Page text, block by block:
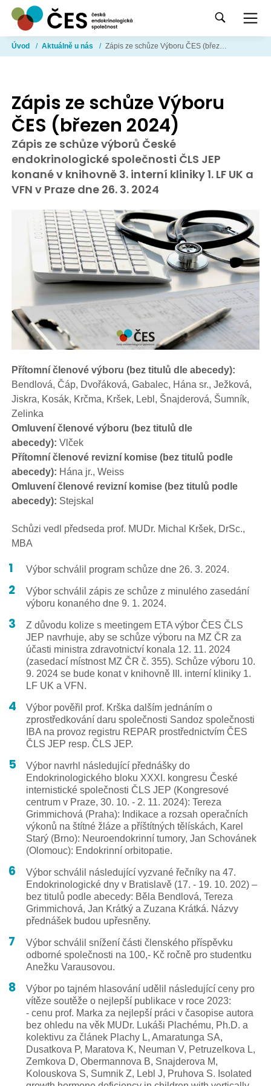
Úvod / Aktuálně u nás / Zápis ze schůze Výboru ČES (březen 2024)
Zápis ze schůze Výboru
ČES (březen 2024)
Zápis ze schůze výborů České
endokrinologické společnosti ČLS JEP
konané v knihovně 3. interní kliniky 1. LF UK a
VFN v Praze dne 26. 3. 2024
Přítomní členové výboru (bez titulů dle abecedy):
Bendlová, Čáp, Dvořáková, Gabalec, Hána sr., Ježková,
Jiskra, Kosák, Krčma, Kršek, Lebl, Šnajderová, Šumník,
Zelinka
Omluvení členové výboru (bez titulů dle
abecedy): Vlček
Přítomní členové revizní komise (bez titulů podle
abecedy): Hána jr., Weiss
Omluvení členové revizní komise (bez titulů podle
abecedy): Stejskal
Schůzi vedl předseda prof. MUDr. Michal Kršek, DrSc.,
MBA
Výbor schválil program schůze dne 26. 3. 2024.
Výbor schválil zápis ze schůze z minulého zasedání
výboru konaného dne 9. 1. 2024.
Z důvodu kolize s meetingem ETA výbor ČES ČLS
JEP navrhuje, aby se schůze výboru na MZ ČR za
účasti ministra zdravotnictví konala 12. 11. 2024
(zasedací místnost MZ ČR č. 355). Schůze výboru 10.
9. 2024 se bude konat v knihovně III. interní kliniky 1.
LF UK a VFN.
Výbor pověřil prof. Krška dalším jednáním o
zprostředkování daru společnosti Sandoz společnosti
IBA na provoz registru REPAR prostřednictvím ČES
ČLS JEP resp. ČLS JEP.
Výbor navrhl následující přednášky do
Endokrinologického bloku XXXI. kongresu České
internistické společnosti ČLS JEP (Kongresové
centrum v Praze, 30. 10. - 2. 11. 2024): Tereza
Grimmichová (Praha): Indikace a rozsah operačních
výkonů na štítné žláze a příštítných tělískách, Karel
Starý (Brno): Neuroendokrinní tumory, Jan Schovánek
(Olomouc): Endokrinní orbitopatie.
Výbor schválil následující vyzvané řečníky na 47.
Endokrinologické dny v Bratislavě (17. - 19. 10. 202) –
bez titulů podle abecedy: Běla Bendlová, Tereza
Grimmichová, Jan Krátký a Zuzana Krátká. Názvy
přednášek budou upřesněny.
Výbor schválil snížení části členského příspěvku
odborné společnosti na 100,- Kč ročně pro studentku
Anežku Varausovou.
Výbor po tajném hlasování udělil následující ceny pro
vítěze soutěže o nejlepší publikace v roce 2023:
- cenu prof. Marka za nejlepší práci v časopise autora
bez ohledu na věk MUDr. Lukáši Plachému, Ph.D. a
kolektivu za článek Plachy L, Amaratunga SA,
Dusatkova P, Maratova K, Neuman V, Petruzelkova L,
Zemkova D, Obermannova B, Snajderova M,
Kolouskova S, Sumnik Z, Lebl J, Pruhova S. Isolated